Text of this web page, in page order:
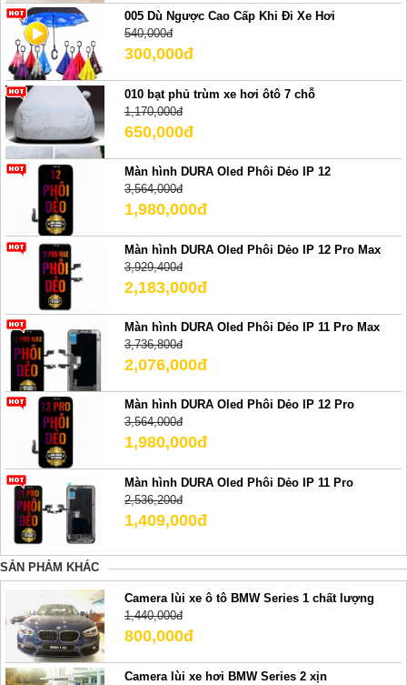
005 Dù Ngược Cao Cấp Khi Đi Xe Hơi
540,000đ
300,000đ
010 bạt phủ trùm xe hơi ôtô 7 chỗ
1,170,000đ
650,000đ
Màn hình DURA Oled Phôi Dẻo IP 12
3,564,000đ
1,980,000đ
Màn hình DURA Oled Phôi Dẻo IP 12 Pro Max
3,929,400đ
2,183,000đ
Màn hình DURA Oled Phôi Dẻo IP 11 Pro Max
3,736,800đ
2,076,000đ
Màn hình DURA Oled Phôi Dẻo IP 12 Pro
3,564,000đ
1,980,000đ
Màn hình DURA Oled Phôi Dẻo IP 11 Pro
2,536,200đ
1,409,000đ
SẢN PHẢM KHÁC
Camera lùi xe ô tô BMW Series 1 chất lượng
1,440,000đ
800,000đ
Camera lùi xe hơi BMW Series 2 xịn